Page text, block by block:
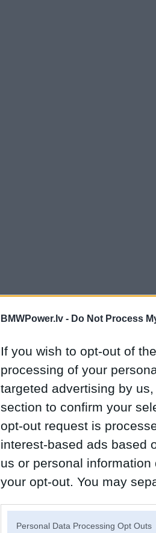
BMWPower.lv - Do Not Process
If you wish to opt-out of
processing of your
targeted advertising by
section to confirm your
opt-out request is
interest-based ads based
us or personal
your opt-out. You may
Personal Data Processing Opt Outs